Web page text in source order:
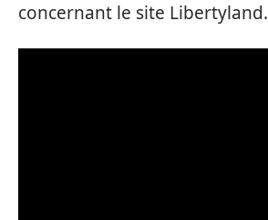
concernant le site Libertyland.